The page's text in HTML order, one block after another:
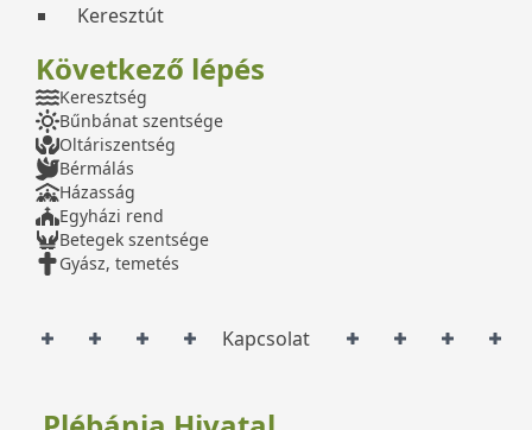
Keresztút
Következő lépés
Keresztség
Bűnbánat szentsége
Oltáriszentség
Bérmálás
Házasság
Egyházi rend
Betegek szentsége
Gyász, temetés
Kapcsolat